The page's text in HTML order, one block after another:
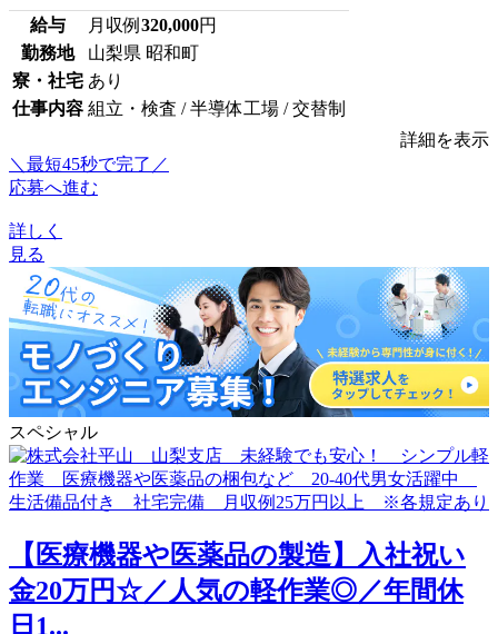
給与 月収例 320,000円
勤務地
山梨県 昭和町
寮・社宅 あり
仕事内容 組立・検査 / 半導体工場 / 交替制
詳細を表示
＼最短45秒で完了／
応募へ進む
詳しく
見る
スペシャル
【医療機器や医薬品の製造】入社祝い
金20万円☆／人気の軽作業◎／年間休
日1...